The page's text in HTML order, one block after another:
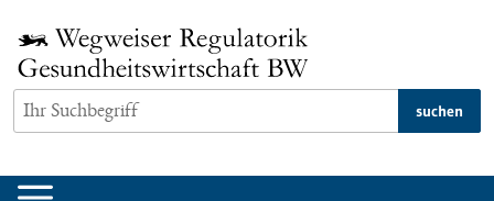
Inhalt
springen
suchen